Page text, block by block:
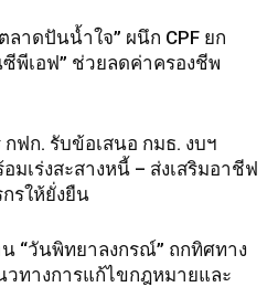
ลาดปันน้ำใจ” ผนึก CPF ยก
พีเอฟ” ช่วยลดค่าครองชีพ
กฟก. รับข้อเสนอ กมธ. งบฯ
มเร่งสะสางหนี้ – ส่งเสริมอาชีฟ
รให้ยั่งยืน
“วันพิทยาลงกรณ์” ถกทิศทาง
ทางการแก้ไขกฎหมายและ